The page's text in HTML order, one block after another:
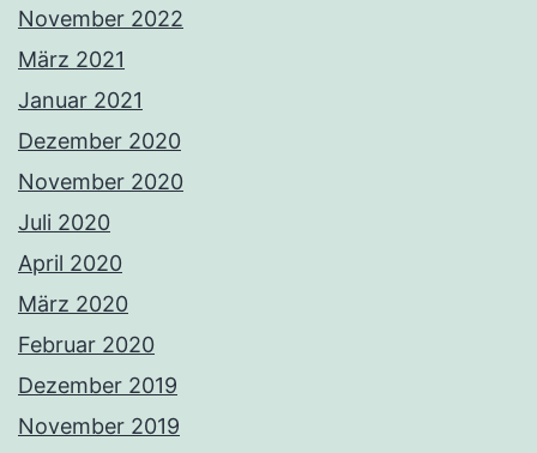
November 2022
März 2021
Januar 2021
Dezember 2020
November 2020
Juli 2020
April 2020
März 2020
Februar 2020
Dezember 2019
November 2019